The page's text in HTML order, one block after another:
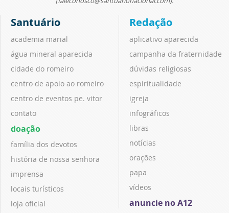
Santuário
academia marial
água mineral aparecida
cidade do romeiro
centro de apoio ao romeiro
centro de eventos pe. vitor
contato
doação
família dos devotos
história de nossa senhora
imprensa
locais turísticos
loja oficial
Redação
aplicativo aparecida
campanha da fraternidade
dúvidas religiosas
espiritualidade
igreja
infográficos
libras
notícias
orações
papa
vídeos
anuncie no A12